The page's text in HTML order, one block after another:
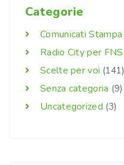
Categorie
Comunicati Stampa
Radio City per FNS
Scelte per voi (141)
Senza categoria (9)
Uncategorized (3)